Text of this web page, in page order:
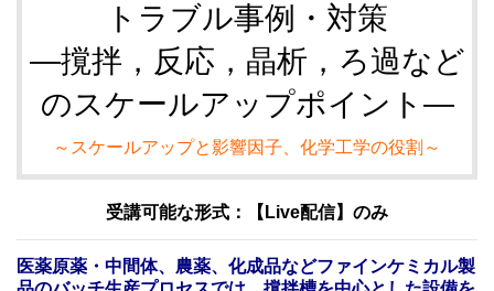
トラブル事例・対策
―撹拌，反応，晶析，ろ過など
のスケールアップポイント―
～スケールアップと影響因子、化学工学の役割～
受講可能な形式：【Live配信】のみ
医薬原薬・中間体、農薬、化成品などファインケミカル製